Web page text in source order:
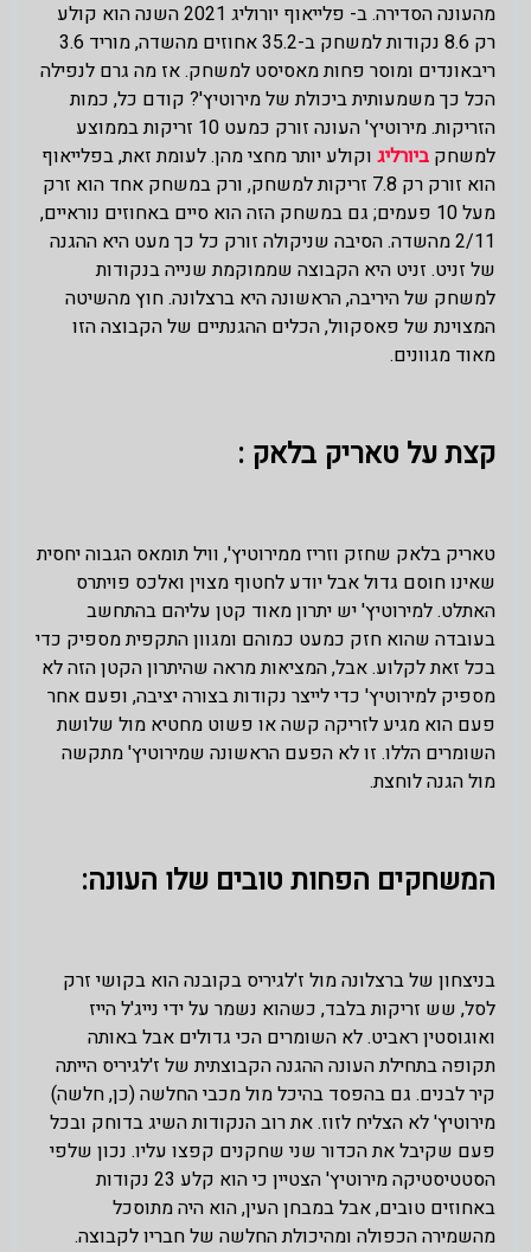
מהעונה הסדירה. ב- פלייאוף יורוליג 2021 השנה הוא קולע
רק 8.6 נקודות למשחק ב-35.2 אחוזים מהשדה, מוריד 3.6
ריבאונדים ומוסר פחות מאסיסט למשחק. אז מה גרם לנפילה
הכל כך משמעותית ביכולת של מירוטיץ'? קודם כל, כמות
הזריקות. מירוטיץ' העונה זורק כמעט 10 זריקות בממוצע
למשחק ביורליג וקולע יותר מחצי מהן. לעומת זאת, בפלייאוף
הוא זורק רק 7.8 זריקות למשחק, ורק במשחק אחד הוא זרק
מעל 10 פעמים; גם במשחק הזה הוא סיים באחוזים נוראיים,
2/11 מהשדה. הסיבה שניקולה זורק כל כך מעט היא ההגנה
של זניט. זניט היא הקבוצה שממוקמת שנייה בנקודות
למשחק של היריבה, הראשונה היא ברצלונה. חוץ מהשיטה
המצוינת של פאסקוול, הכלים ההגנתיים של הקבוצה הזו
מאוד מגוונים.
קצת על טאריק בלאק :
טאריק בלאק שחזק וזריז ממירוטיץ', וויל תומאס הגבוה יחסית
שאינו חוסם גדול אבל יודע לחטוף מצוין ואלכס פויתרס
האתלט. למירוטיץ' יש יתרון מאוד קטן עליהם בהתחשב
בעובדה שהוא חזק כמעט כמוהם ומגוון התקפית מספיק כדי
בכל זאת לקלוע. אבל, המציאות מראה שהיתרון הקטן הזה לא
מספיק למירוטיץ' כדי לייצר נקודות בצורה יציבה, ופעם אחר
פעם הוא מגיע לזריקה קשה או פשוט מחטיא מול שלושת
השומרים הללו. זו לא הפעם הראשונה שמירוטיץ' מתקשה
מול הגנה לוחצת.
המשחקים הפחות טובים שלו העונה:
בניצחון של ברצלונה מול ז'לגיריס בקובנה הוא בקושי זרק
לסל, שש זריקות בלבד, כשהוא נשמר על ידי נייג'ל הייז
ואוגוסטין ראביט. לא השומרים הכי גדולים אבל באותה
תקופה בתחילת העונה ההגנה הקבוצתית של ז'לגיריס הייתה
קיר לבנים. גם בהפסד בהיכל מול מכבי החלשה (כן, חלשה)
מירוטיץ' לא הצליח לזוז. את רוב הנקודות השיג בדוחק ובכל
פעם שקיבל את הכדור שני שחקנים קפצו עליו. נכון שלפי
הסטטיסטיקה מירוטיץ' הצטיין כי הוא קלע 23 נקודות
באחוזים טובים, אבל במבחן העין, הוא היה מתוסכל
מהשמירה הכפולה ומהיכולת החלשה של חבריו לקבוצה.